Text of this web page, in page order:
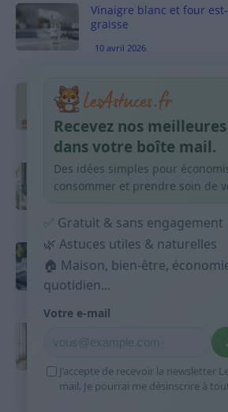
Vinaigre blanc et four
graisse
10 avril 2026
Taches pigmentaires :
habitudes qui aident
9 avril 2026
Produits ménagers :
courses sans acheter 10
Budget mensuel :
répartir son salaire dès le
9 avril 2026
Sport 10 minutes par
9 avril 2026
Recevez nos
dans votre boîte mail.
Des idées simples pour
consommer et prendre soin de
✅ Gratuit & sans engagement
🌿 Astuces utiles & naturelles
🏠 Maison, bien-être,
quotidien...
Votre e-mail
J’accepte de recevoir la newsletter
mail. Je pourrai me désinscrire à